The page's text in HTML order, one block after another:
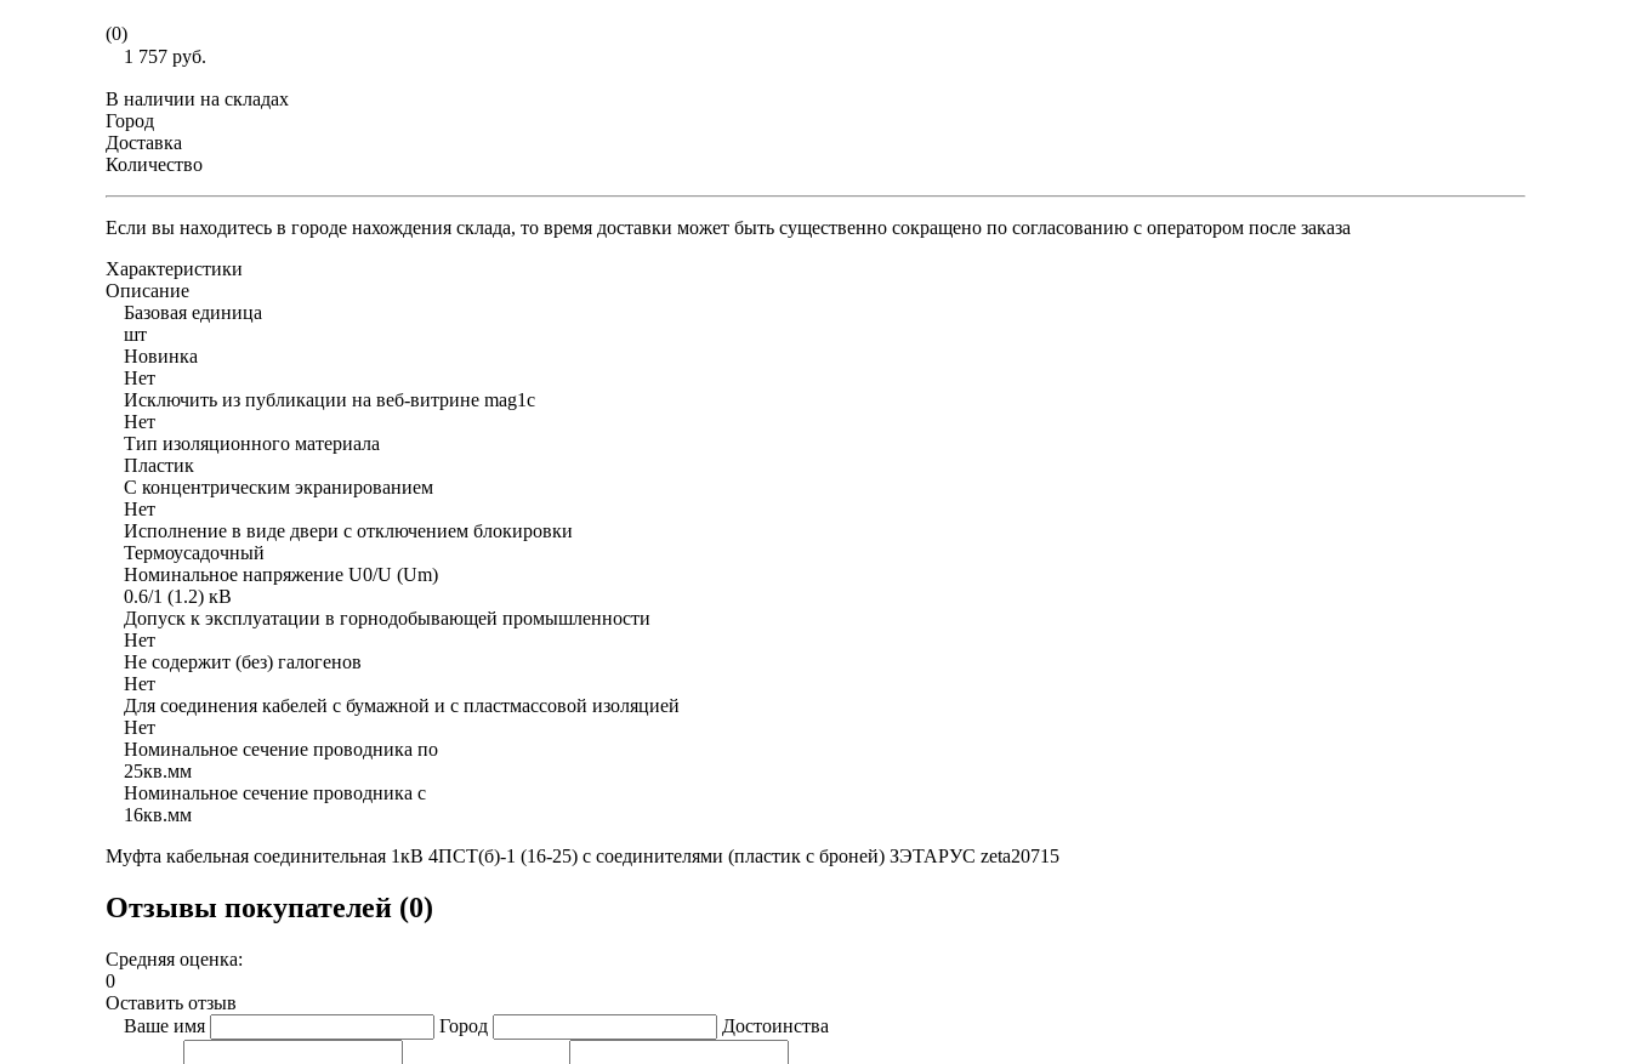
(0)
1 757 руб.
В наличии на складах
Город
Доставка
Количество
Если вы находитесь в городе нахождения склада, то время доставки может быть существенно сокращено по согласованию с оператором после заказа
Характеристики
Описание
Базовая единица
шт
Новинка
Нет
Исключить из публикации на веб-витрине mag1c
Нет
Тип изоляционного материала
Пластик
С концентрическим экранированием
Нет
Исполнение в виде двери с отключением блокировки
Термоусадочный
Номинальное напряжение U0/U (Um)
0.6/1 (1.2) кВ
Допуск к эксплуатации в горнодобывающей промышленности
Нет
Не содержит (без) галогенов
Нет
Для соединения кабелей с бумажной и с пластмассовой изоляцией
Нет
Номинальное сечение проводника по
25кв.мм
Номинальное сечение проводника с
16кв.мм
Муфта кабельная соединительная 1кВ 4ПСТ(б)-1 (16-25) с соединителями (пластик с броней) ЗЭТАРУС zeta20715
Отзывы покупателей (0)
Средняя оценка:
0
Оставить отзыв
Ваше имя
Город Достоинства